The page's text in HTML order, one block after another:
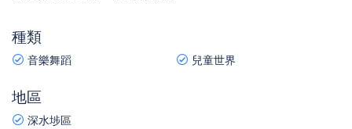
種類
音樂舞蹈 兒童世界
地區
深水埗區